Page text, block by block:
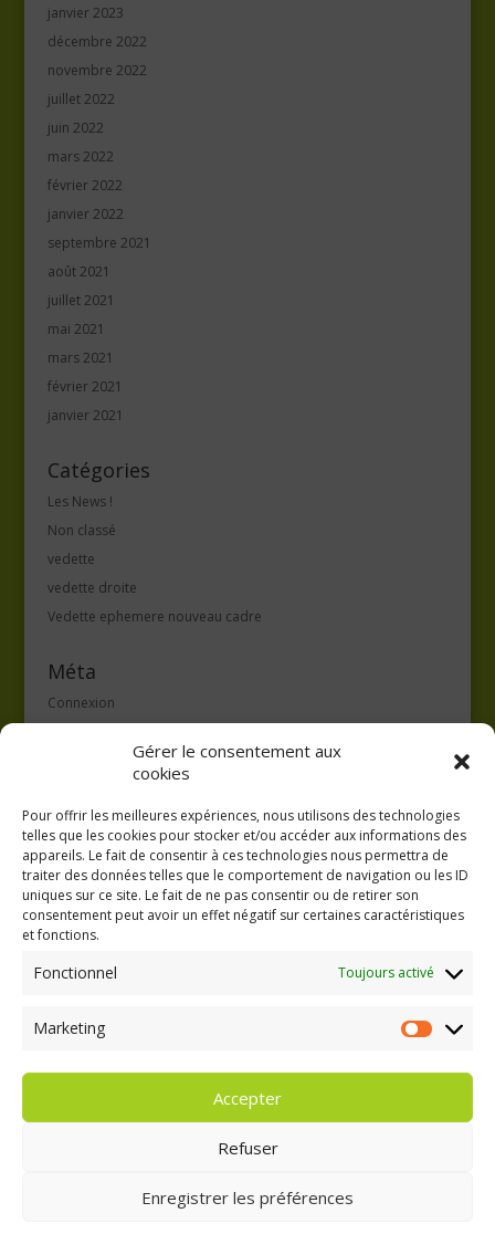
Gérer le consentement aux
cookies
Pour offrir les meilleures expériences, nous utilisons des technologies
telles que les cookies pour stocker et/ou accéder aux informations des
appareils. Le fait de consentir à ces technologies nous permettra de
traiter des données telles que le comportement de navigation ou les ID
uniques sur ce site. Le fait de ne pas consentir ou de retirer son
consentement peut avoir un effet négatif sur certaines caractéristiques
et fonctions.
Fonctionnel Toujours activé
Marketing Marketing
Accepter
Refuser
Enregistrer les préférences
janvier 2023
décembre 2022
novembre 2022
juillet 2022
juin 2022
mars 2022
février 2022
janvier 2022
septembre 2021
août 2021
juillet 2021
mai 2021
mars 2021
février 2021
janvier 2021
Catégories
Les News !
Non classé
vedette
vedette droite
Vedette ephemere nouveau cadre
Méta
Connexion
Flux des commentaires
GAEC A la volée
Kergreach - Loperhet
06 65 62 84 25